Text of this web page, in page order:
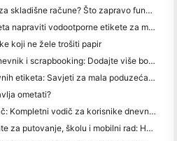
Trebate li prijenosni A4 pisač za skladišne račune? Što zapravo funkcionira
Možu li tiskači toplinskih etiketa napraviti vodootporne etikete za male proizvode?
koji ne žele trošiti papir
Najbolji proizvođač boja za dnevnik i scrapbooking: Dodajte više boja na svaku stranicu
Rukopis protiv tiskanja dostavnih etiketa: Savjeti za mala poduzeća u 2026.
ometati?
Kako odabrati džepni fotopisač: Kompletni vodič za korisnike dnevnika, putovanja i iPhone-a
Najbolji prenosni pisač bez tinte za putovanje, školu i mobilni rad: Hanin MT620 Pro Pregled